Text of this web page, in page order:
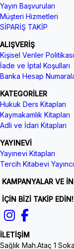
Yayın Başvuruları
Müşteri Hizmetleri
SİPARİŞ TAKİP
ALIŞVERİŞ
Kişisel Veriler Politikası
İade ve İptal Koşulları
Banka Hesap
KATEGORİLER
Hukuk Ders Kitapları
Kaymakamlık Kitapları
Adli ve İdari Kitapları
YAYINEVİ
Yayınevi Kitapları
Tercih Kitabevi
KAMPANYALAR VE
İÇİN BİZİ TAKİP EDİN!
İLETİŞİM
Sağlık Mah.Ataç 1